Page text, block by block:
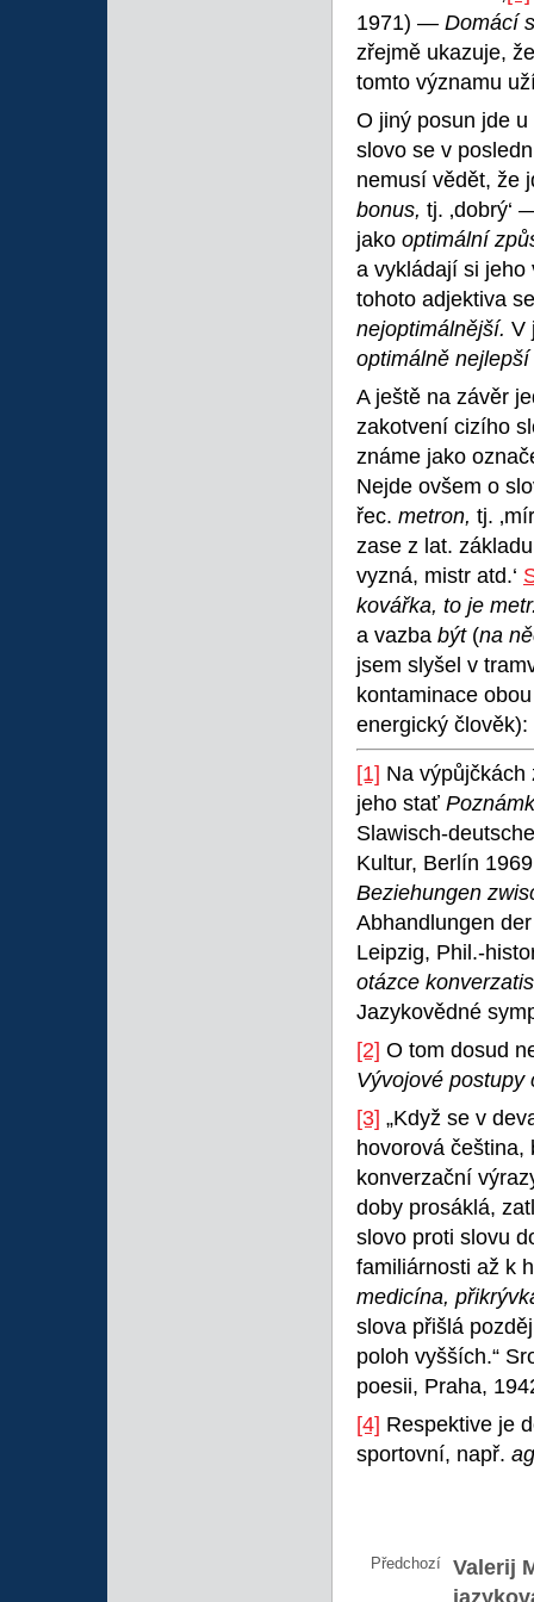
1971) — Domácí
zřejmě ukazuje,
tomto významu
O jiný posun jde
slovo se v
nemusí vědět, že
bonus, tj. ‚dobrý‘
jako optimální
a vykládají si jeho
tohoto adjektiva
nejoptimálnější. V
optimálně nejlepší
A ještě na závěr
zakotvení cizího
známe jako
Nejde ovšem o
řec. metron, tj.
zase z lat.
vyzná, mistr atd.‘
kovářka, to je
a vazba být (na
jsem slyšel v
kontaminace
energický člověk):
[1] Na
jeho stať
Slawisch-
Kultur, Berlín
Beziehungen
Abhandlungen
Leipzig, Phil.-
otázce
Jazykovědné
[2] O tom dosud
Vývojové
[3] „Když se v
hovorová čeština,
konverzační
doby prosáklá,
slovo proti slovu
familiárnosti až k
medicína,
slova přišlá
poloh vyšších.“
poesii, Praha,
[4] Respektive je
sportovní, např.
Předchozí
Valerij